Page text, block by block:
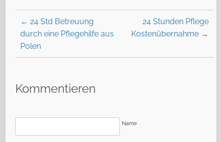
← 24 Std Betreuung
durch eine Pflegehilfe aus
Polen
24 Stunden Pflege
Kostenübernahme →
Kommentieren
Name